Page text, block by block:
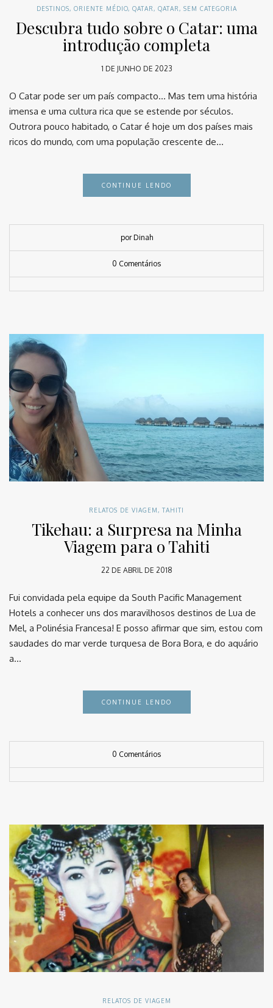
DESTINOS, ORIENTE MÉDIO, QATAR, QATAR, SEM CATEGORIA
Descubra tudo sobre o Catar: uma
introdução completa
1 DE JUNHO DE 2023
O Catar pode ser um país compacto… Mas tem uma história
imensa e uma cultura rica que se estende por séculos.
Outrora pouco habitado, o Catar é hoje um dos países mais
ricos do mundo, com uma população crescente de…
CONTINUE LENDO
por Dinah
0 Comentários
RELATOS DE VIAGEM, TAHITI
Tikehau: a Surpresa na Minha
Viagem para o Tahiti
22 DE ABRIL DE 2018
Fui convidada pela equipe da South Pacific Management
Hotels a conhecer uns dos maravilhosos destinos de Lua de
Mel, a Polinésia Francesa! E posso afirmar que sim, estou com
saudades do mar verde turquesa de Bora Bora, e do aquário
a…
CONTINUE LENDO
0 Comentários
RELATOS DE VIAGEM